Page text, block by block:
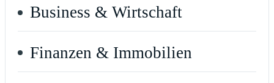
Business & Wirtschaft
Finanzen & Immobilien